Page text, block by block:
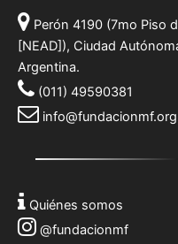
Perón 4190 (7mo Piso
[NEAD]), Ciudad
Argentina.
(011) 49590381
Quiénes somos
@fundacionmf